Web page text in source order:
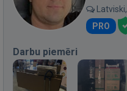
PRO
Darbu piemēri